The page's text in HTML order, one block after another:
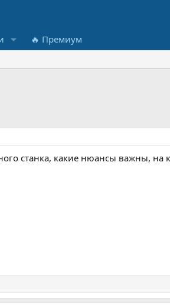
🔥 Премиум
станка, какие нюансы важны, на